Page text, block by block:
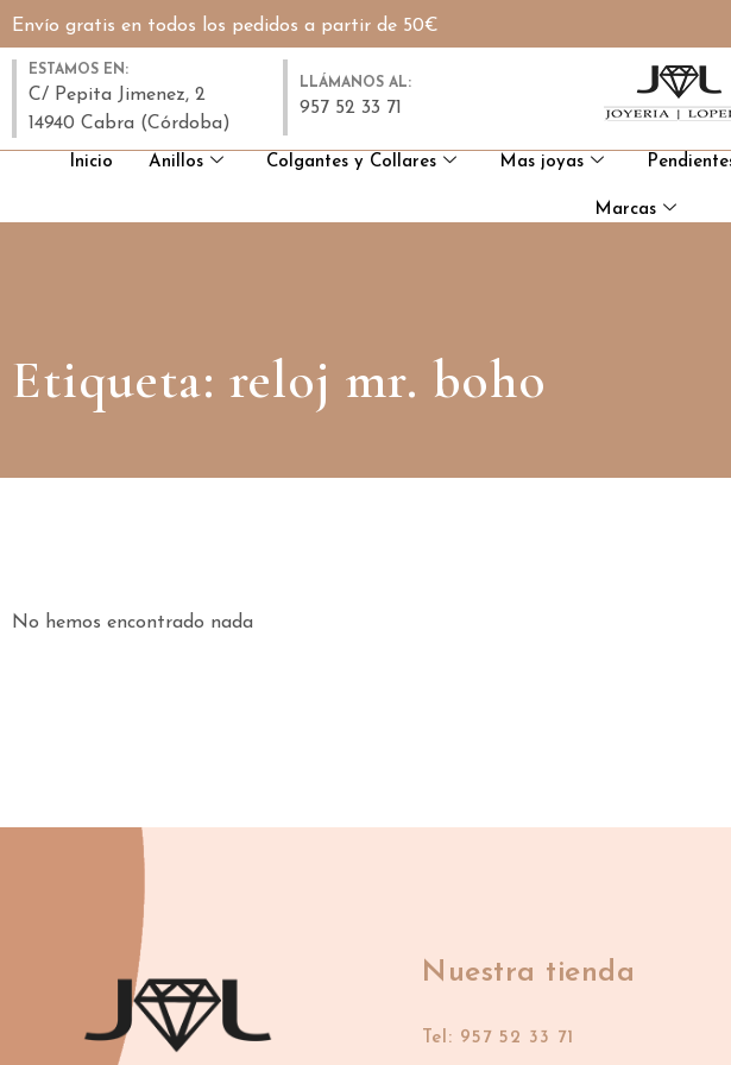
Envío gratis en todos los pedidos a partir de 50€
ESTAMOS EN:
C/ Pepita Jimenez, 2
14940 Cabra (Córdoba)
LLÁMANOS AL:
957 52 33 71
Inicio Anillos Colgantes y Collares Mas joyas
Marcas
Etiqueta: reloj mr. boho
No hemos encontrado nada
Nuestra tienda
Tel: 957 52 33 71